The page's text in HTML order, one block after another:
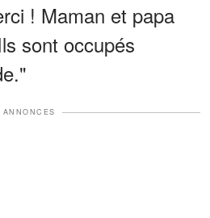
! Maman et papa
sont occupés
ANNONCES